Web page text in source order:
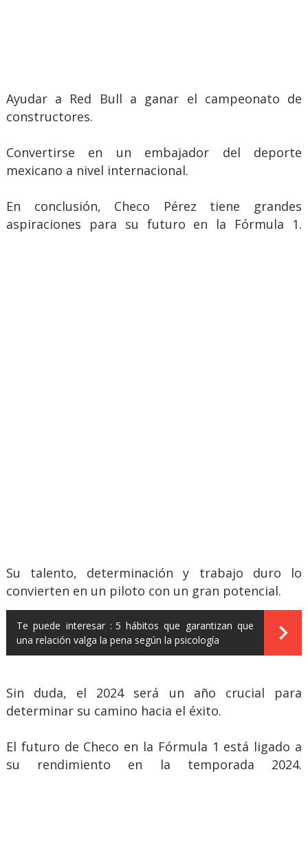
Ayudar a Red Bull a ganar el campeonato de
constructores.
Convertirse en un embajador del deporte
mexicano a nivel internacional.
En conclusión, Checo Pérez tiene grandes
aspiraciones para su futuro en la Fórmula 1.
Su talento, determinación y trabajo duro lo
convierten en un piloto con un gran potencial.
Te puede interesar : 5 hábitos que garantizan que
una relación valga la pena según la psicología
Sin duda, el 2024 será un año crucial para
determinar su camino hacia el éxito.
El futuro de Checo en la Fórmula 1 está ligado a
su rendimiento en la temporada 2024.